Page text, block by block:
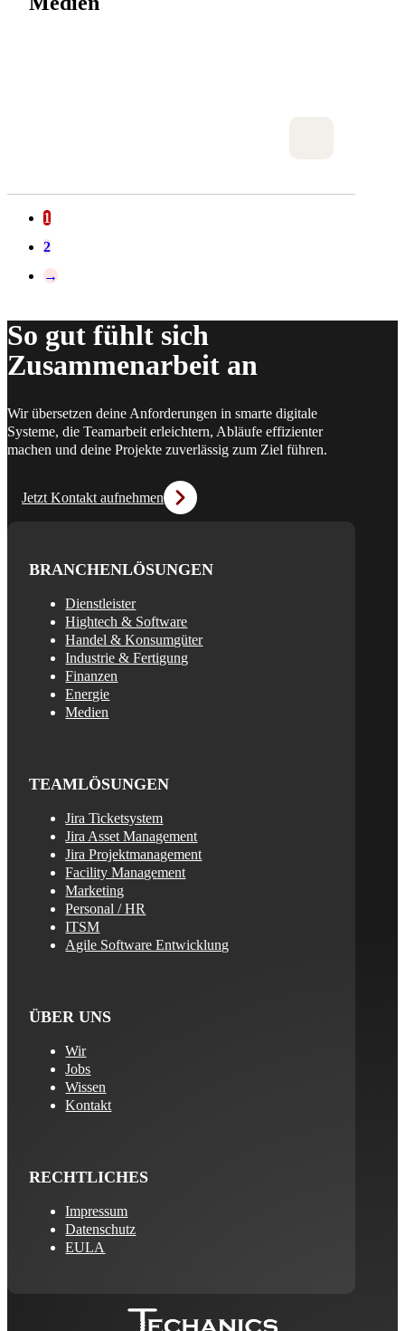
1
2
→
So gut fühlt sich
Zusammenarbeit an
Wir übersetzen deine Anforderungen in smarte digitale
Systeme, die Teamarbeit erleichtern, Abläufe effizienter
machen und deine Projekte zuverlässig zum Ziel führen.
Jetzt Kontakt aufnehmen
BRANCHENLÖSUNGEN
Dienstleister
Hightech & Software
Handel & Konsumgüter
Industrie & Fertigung
Finanzen
Energie
Medien
TEAMLÖSUNGEN
Jira Ticketsystem
Jira Asset Management
Jira Projektmanagement
Facility Management
Marketing
Personal / HR
ITSM
Agile Software Entwicklung
ÜBER UNS
Wir
Jobs
Wissen
Kontakt
RECHTLICHES
Impressum
Datenschutz
EULA